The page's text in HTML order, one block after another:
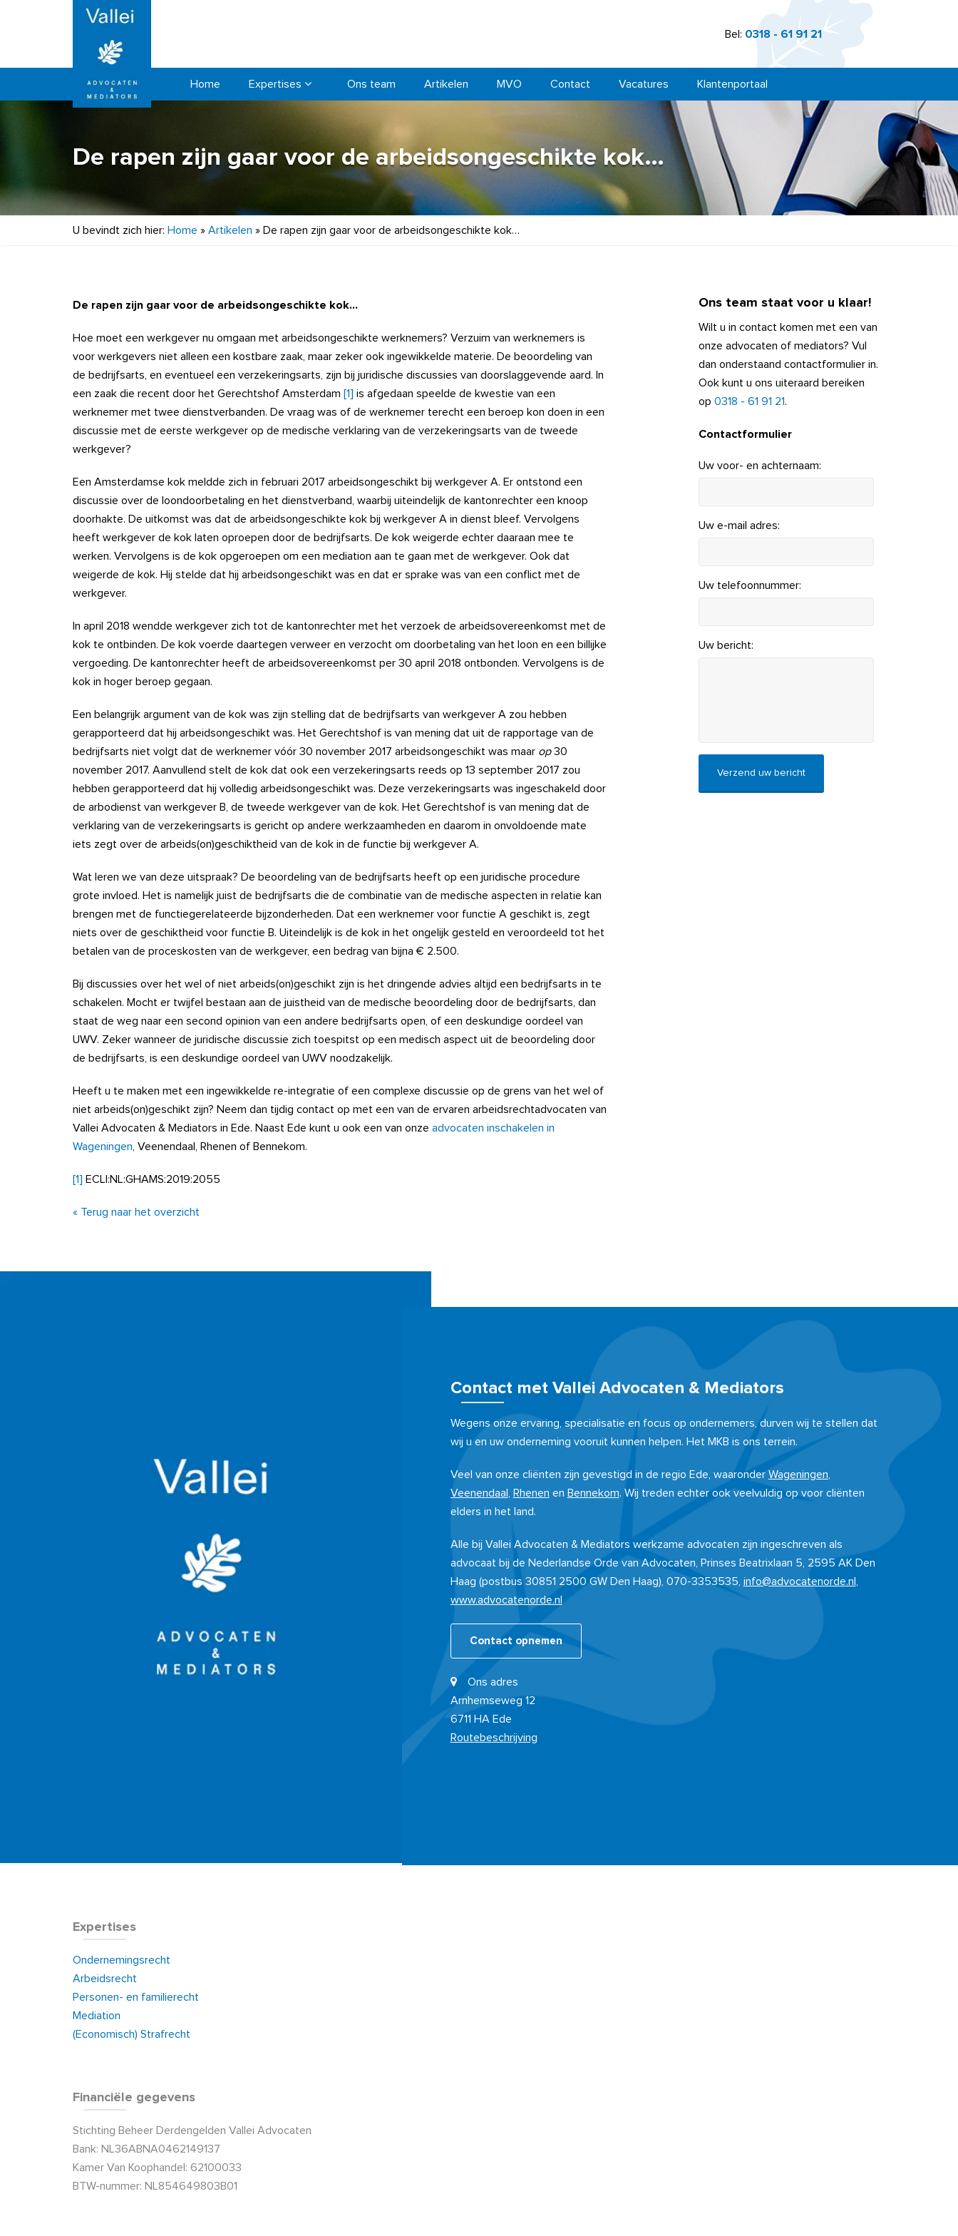
Bel: 0318 - 61 91 21
Home Expertises Ons team Artikelen MVO Contact Vacatures Klantenportaal
De rapen zijn gaar voor de arbeidsongeschikte kok…
U bevindt zich hier: Home » Artikelen » De rapen zijn gaar voor de arbeidsongeschikte kok…
De rapen zijn gaar voor de arbeidsongeschikte kok…
Hoe moet een werkgever nu omgaan met arbeidsongeschikte werknemers? Verzuim van werknemers is
voor werkgevers niet alleen een kostbare zaak, maar zeker ook ingewikkelde materie. De beoordeling van
de bedrijfsarts, en eventueel een verzekeringsarts, zijn bij juridische discussies van doorslaggevende aard. In
een zaak die recent door het Gerechtshof Amsterdam [1] is afgedaan speelde de kwestie van een
werknemer met twee dienstverbanden. De vraag was of de werknemer terecht een beroep kon doen in een
discussie met de eerste werkgever op de medische verklaring van de verzekeringsarts van de tweede
werkgever?
Een Amsterdamse kok meldde zich in februari 2017 arbeidsongeschikt bij werkgever A. Er ontstond een
discussie over de loondoorbetaling en het dienstverband, waarbij uiteindelijk de kantonrechter een knoop
doorhakte. De uitkomst was dat de arbeidsongeschikte kok bij werkgever A in dienst bleef. Vervolgens
heeft werkgever de kok laten oproepen door de bedrijfsarts. De kok weigerde echter daaraan mee te
werken. Vervolgens is de kok opgeroepen om een mediation aan te gaan met de werkgever. Ook dat
weigerde de kok. Hij stelde dat hij arbeidsongeschikt was en dat er sprake was van een conflict met de
werkgever.
In april 2018 wendde werkgever zich tot de kantonrechter met het verzoek de arbeidsovereenkomst met de
kok te ontbinden. De kok voerde daartegen verweer en verzocht om doorbetaling van het loon en een billijke
vergoeding. De kantonrechter heeft de arbeidsovereenkomst per 30 april 2018 ontbonden. Vervolgens is de
kok in hoger beroep gegaan.
Een belangrijk argument van de kok was zijn stelling dat de bedrijfsarts van werkgever A zou hebben
gerapporteerd dat hij arbeidsongeschikt was. Het Gerechtshof is van mening dat uit de rapportage van de
bedrijfsarts niet volgt dat de werknemer vóór 30 november 2017 arbeidsongeschikt was maar op30
november 2017. Aanvullend stelt de kok dat ook een verzekeringsarts reeds op 13 september 2017 zou
hebben gerapporteerd dat hij volledig arbeidsongeschikt was. Deze verzekeringsarts was ingeschakeld door
de arbodienst van werkgever B, de tweede werkgever van de kok. Het Gerechtshof is van mening dat de
verklaring van de verzekeringsarts is gericht op andere werkzaamheden en daarom in onvoldoende mate
iets zegt over de arbeids(on)geschiktheid van de kok in de functie bij werkgever A.
Wat leren we van deze uitspraak? De beoordeling van de bedrijfsarts heeft op een juridische procedure
grote invloed. Het is namelijk juist de bedrijfsarts die de combinatie van de medische aspecten in relatie kan
brengen met de functiegerelateerde bijzonderheden. Dat een werknemer voor functie A geschikt is, zegt
niets over de geschiktheid voor functie B. Uiteindelijk is de kok in het ongelijk gesteld en veroordeeld tot het
betalen van de proceskosten van de werkgever, een bedrag van bijna € 2.500.
Bij discussies over het wel of niet arbeids(on)geschikt zijn is het dringende advies altijd een bedrijfsarts in te
schakelen. Mocht er twijfel bestaan aan de juistheid van de medische beoordeling door de bedrijfsarts, dan
staat de weg naar een second opinion van een andere bedrijfsarts open, of een deskundige oordeel van
UWV. Zeker wanneer de juridische discussie zich toespitst op een medisch aspect uit de beoordeling door
de bedrijfsarts, is een deskundige oordeel van UWV noodzakelijk.
Heeft u te maken met een ingewikkelde re-integratie of een complexe discussie op de grens van het wel of
niet arbeids(on)geschikt zijn? Neem dan tijdig contact op met een van de ervaren arbeidsrechtadvocaten van
Vallei Advocaten & Mediators in Ede. Naast Ede kunt u ook een van onze advocaten inschakelen in
Wageningen , Veenendaal, Rhenen of Bennekom.
[1] ECLI:NL:GHAMS:2019:2055
« Terug naar het overzicht
Ons team staat voor u klaar!
Wilt u in contact komen met een van
onze advocaten of mediators? Vul
dan onderstaand contactformulier in.
Ook kunt u ons uiteraard bereiken
op 0318 - 61 91 21.
Contactformulier
Uw voor- en achternaam:
Uw e-mail adres:
Uw telefoonnummer:
Uw bericht:
Contact met Vallei Advocaten & Mediators
Wegens onze ervaring, specialisatie en focus op ondernemers, durven wij te stellen dat
wij u en uw onderneming vooruit kunnen helpen. Het MKB is ons terrein.
Veel van onze cliënten zijn gevestigd in de regio Ede, waaronder Wageningen
Veenendaal
Rhenen en Bennekom. Wij treden echter ook veelvuldig op voor cliënten
elders in het land.
Alle bij Vallei Advocaten & Mediators werkzame advocaten zijn ingeschreven als
advocaat bij de Nederlandse Orde van Advocaten, Prinses Beatrixlaan 5, 2595 AK Den
Haag (postbus 30851 2500 GW Den Haag), 070-3353535, info@advocatenorde.nl
www.advocatenorde.nl
Contact opnemen
Ons adres
Arnhemseweg 12
6711 HA Ede
Routebeschrijving
Expertises
Ondernemingsrecht
Arbeidsrecht
Personen- en familierecht
Mediation
(Economisch) Strafrecht
Financiële gegevens
Stichting Beheer Derdengelden Vallei Advocaten
Bank: NL36ABNA0462149137
Kamer Van Koophandel: 62100033
BTW-nummer: NL854649803B01